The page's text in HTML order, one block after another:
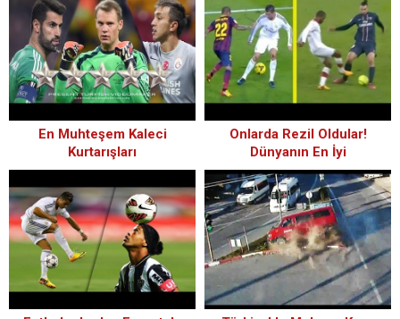
En Muhteşem Kaleci
Kurtarışları
Onlarda Rezil Oldular!
Dünyanın En İyi
Futbolcularının Çalım Yediği
Anlar[HD]